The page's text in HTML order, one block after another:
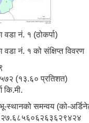
वडा नं. १ (ठोकर्पा)
वडा नं. १ को संक्षिप्त विवरण
(१३.६० प्रतिशत)
कि.मी.
भू-स्थानको समन्वय (को-
२७.६८५६०६२६३६२९४२४